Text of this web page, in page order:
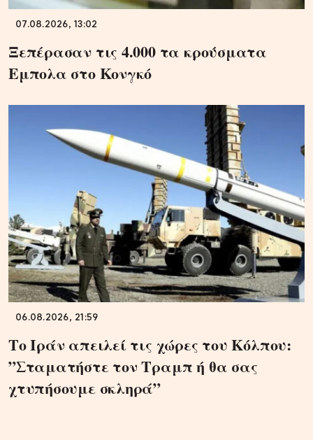
07.08.2026, 13:02
Ξεπέρασαν τις 4.000 τα κρούσματα
Εμπολα στο Κονγκό
06.08.2026, 21:59
Το Ιράν απειλεί τις χώρες του Κόλπου:
”Σταματήστε τον Τραμπ ή θα σας
χτυπήσουμε σκληρά”